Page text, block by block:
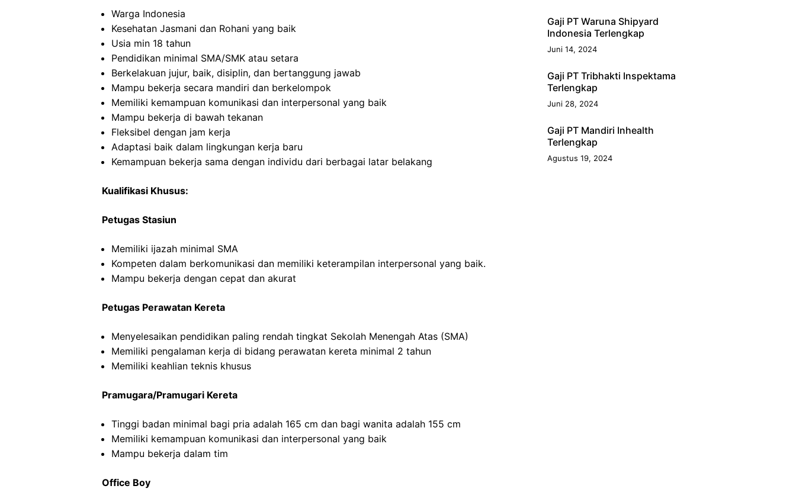
Warga Indonesia
Kesehatan Jasmani dan Rohani yang baik
Usia min 18 tahun
Pendidikan minimal SMA/SMK atau setara
Berkelakuan jujur, baik, disiplin, dan bertanggung jawab
Mampu bekerja secara mandiri dan berkelompok
Memiliki kemampuan komunikasi dan interpersonal yang baik
Mampu bekerja di bawah tekanan
Fleksibel dengan jam kerja
Adaptasi baik dalam lingkungan kerja baru
Kemampuan bekerja sama dengan individu dari berbagai latar belakang
Kualifikasi Khusus:
Petugas Stasiun
Memiliki ijazah minimal SMA
Kompeten dalam berkomunikasi dan memiliki keterampilan interpersonal yang baik.
Mampu bekerja dengan cepat dan akurat
Petugas Perawatan Kereta
Menyelesaikan pendidikan paling rendah tingkat Sekolah Menengah Atas (SMA)
Memiliki pengalaman kerja di bidang perawatan kereta minimal 2 tahun
Memiliki keahlian teknis khusus
Pramugara/Pramugari Kereta
Tinggi badan minimal bagi pria adalah 165 cm dan bagi wanita adalah 155 cm
Memiliki kemampuan komunikasi dan interpersonal yang baik
Mampu bekerja dalam tim
Office Boy
Gaji PT Waruna Shipyard
Indonesia Terlengkap
Juni 14, 2024
Gaji PT Tribhakti Inspektama
Terlengkap
Juni 28, 2024
Gaji PT Mandiri Inhealth
Terlengkap
Agustus 19, 2024